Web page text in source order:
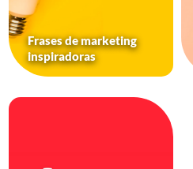
Frases de marketing
inspiradoras